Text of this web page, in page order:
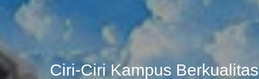
Ciri-Ciri Kampus Berkualitas